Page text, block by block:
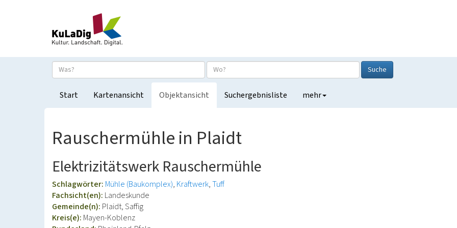
Suche
Start Kartenansicht Objektansicht Suchergebnisliste mehr
Rauschermühle in Plaidt
Elektrizitätswerk Rauschermühle
Schlagwörter: Mühle (Baukomplex) Kraftwerk Tuff
Fachsicht(en): Landeskunde
Gemeinde(n): Plaidt, Saffig
Kreis(e): Mayen-Koblenz